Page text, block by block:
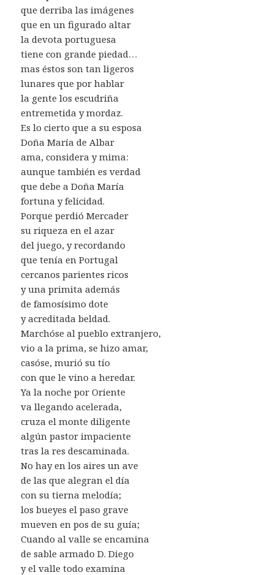
que derriba las imágenes
que en un figurado altar
la devota portuguesa
tiene con grande piedad…
mas éstos son tan ligeros
lunares que por hablar
la gente los escudriña
entremetida y mordaz.
Es lo cierto que a su esposa
Doña María de Albar
ama, considera y mima:
aunque también es verdad
que debe a Doña María
fortuna y felicidad.
Porque perdió Mercader
su riqueza en el azar
del juego, y recordando
que tenía en Portugal
cercanos parientes ricos
y una primita además
de famosísimo dote
y acreditada beldad.
Marchóse al pueblo extranjero,
vio a la prima, se hizo amar,
casóse, murió su tío
con que le vino a heredar.
Ya la noche por Oriente
va llegando acelerada,
cruza el monte diligente
algún pastor impaciente
tras la res descaminada.
No hay en los aires un ave
de las que alegran el día
con su tierna melodía;
los bueyes el paso grave
mueven en pos de su guía;
Cuando al valle se encamina
de sable armado D. Diego
y el valle todo examina